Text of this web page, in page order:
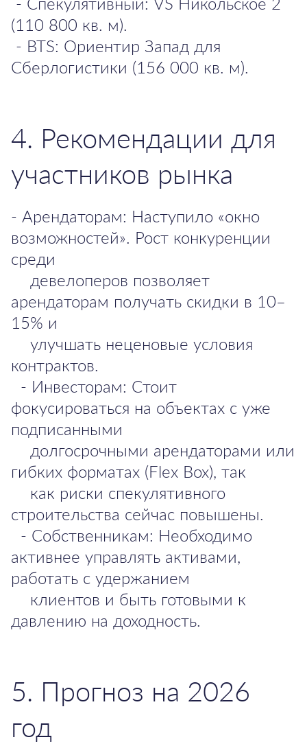
(110 800 кв. м).
- BTS: Ориентир Запад для
Сберлогистики (156 000 кв. м).
4. Рекомендации для
участников рынка
- Арендаторам: Наступило «окно
возможностей». Рост конкуренции
среди
девелоперов позволяет
арендаторам получать скидки в 10–
15% и
улучшать неценовые условия
контрактов.
- Инвесторам: Стоит
фокусироваться на объектах с уже
подписанными
долгосрочными арендаторами или
гибких форматах (Flex Box), так
как риски спекулятивного
строительства сейчас повышены.
- Собственникам: Необходимо
активнее управлять активами,
работать с удержанием
клиентов и быть готовыми к
давлению на доходность.
5. Прогноз на 2026
год